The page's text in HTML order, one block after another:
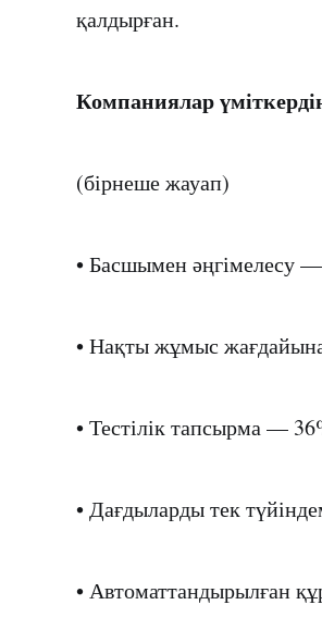
қалдырған.
Компаниялар
(бірнеше жауап)
• Басшымен әңгімелесу
• Нақты жұмыс
• Тестілік тапсырма —
• Дағдыларды тек
• Автоматтандырылған